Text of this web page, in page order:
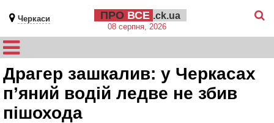
Черкаси ПРО ВСЕ .ck.ua
08 серпня, 2026
Драгер зашкалив: у Черкасах
п’яний водій ледве не збив
пішохода